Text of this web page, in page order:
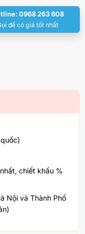
0968 263 608
để có giá tốt nhất
chiết khấu %
Nội và Thành Phố